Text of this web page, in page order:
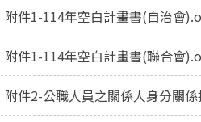
附件1-114年空白計畫書(自治會
附件1-114年空白計畫書(聯合會
附件2-公職人員之關係人身分關